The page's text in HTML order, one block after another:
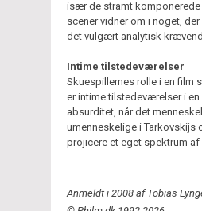
især de stramt
scener vidner om i noget,
det vulgært analytisk
Intime tilstedeværelser
Skuespillernes rolle i en film
er intime tilstedeværelser i en
absurditet, når det
umenneskelige i Tarkovskijs
projicere et eget spektrum af
Anmeldt i 2008 af Tobias